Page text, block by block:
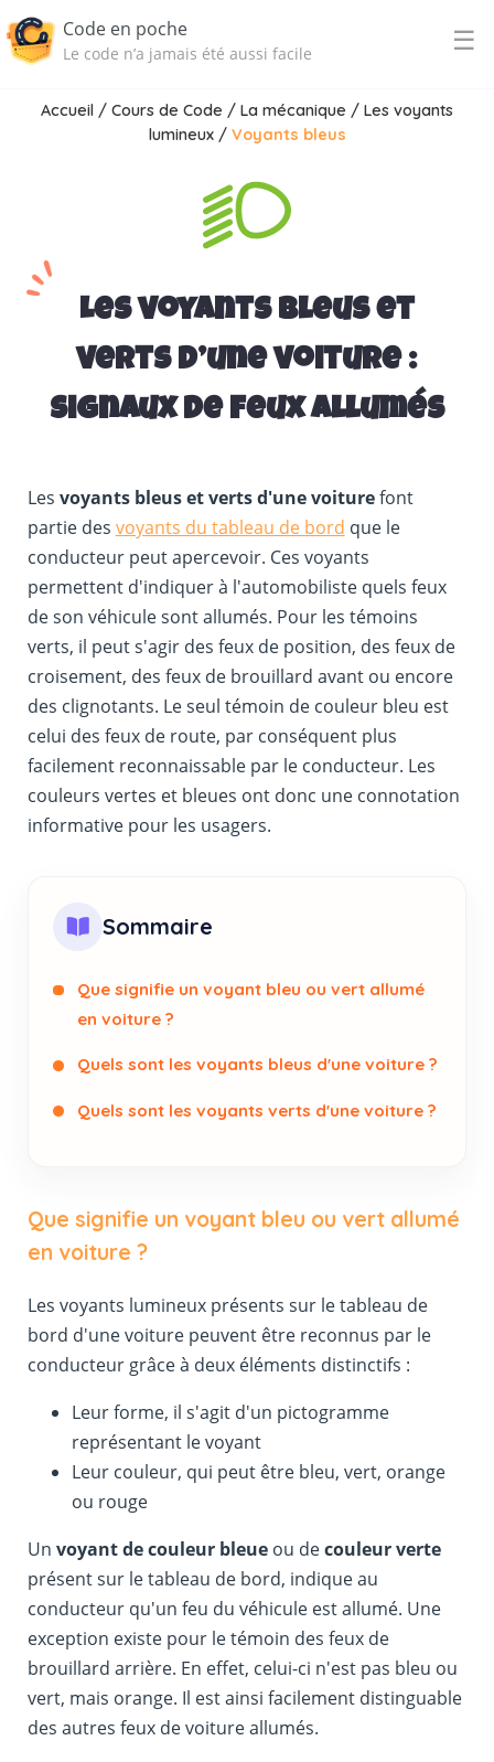
Code en poche
Le code n’a jamais été aussi facile ☰
Accueil / Cours de Code / La mécanique / Les voyants
lumineux/ Voyants bleus
Les voyants bleus et
verts d’une voiture :
signaux de feux allumés
Les voyants bleus et verts d'une voiturefont
partie des voyants du tableau de bord que le
conducteur peut apercevoir. Ces voyants
permettent d'indiquer à l'automobiliste quels feux
de son véhicule sont allumés. Pour les témoins
verts, il peut s'agir des feux de position, des feux de
croisement, des feux de brouillard avant ou encore
des clignotants. Le seul témoin de couleur bleu est
celui des feux de route, par conséquent plus
facilement reconnaissable par le conducteur. Les
couleurs vertes et bleues ont donc une connotation
informative pour les usagers.
Sommaire
Que signifie un voyant bleu ou vert allumé
en voiture ?
Quels sont les voyants bleus d'une voiture ?
Quels sont les voyants verts d'une voiture ?
Que signifie un voyant bleu ou vert allumé
en voiture ?
Les voyants lumineux présents sur le tableau de
bord d'une voiture peuvent être reconnus par le
conducteur grâce à deux éléments distinctifs :
Leur forme, il s'agit d'un pictogramme
représentant le voyant
Leur couleur, qui peut être bleu, vert, orange
ou rouge
Un voyant de couleur bleueou decouleur verte
présent sur le tableau de bord, indique au
conducteur qu'un feu du véhicule est allumé. Une
exception existe pour le témoin des feux de
brouillard arrière. En effet, celui-ci n'est pas bleu ou
vert, mais orange. Il est ainsi facilement distinguable
des autres feux de voiture allumés.